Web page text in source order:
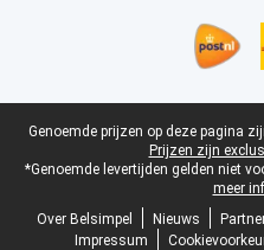
Juridische voettekst
Genoemde prijzen op deze pagina
Prijzen zijn
*Genoemde levertijden gelden niet
meer
Over Belsimpel
Nieuws
Impressum